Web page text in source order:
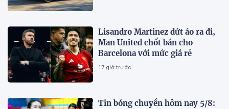
Lisandro Martinez dứt áo ra đi,
Man United chốt bán cho
Barcelona với mức giá rẻ
17 giờ trước
Tin bóng chuyền hôm nay 5/8: